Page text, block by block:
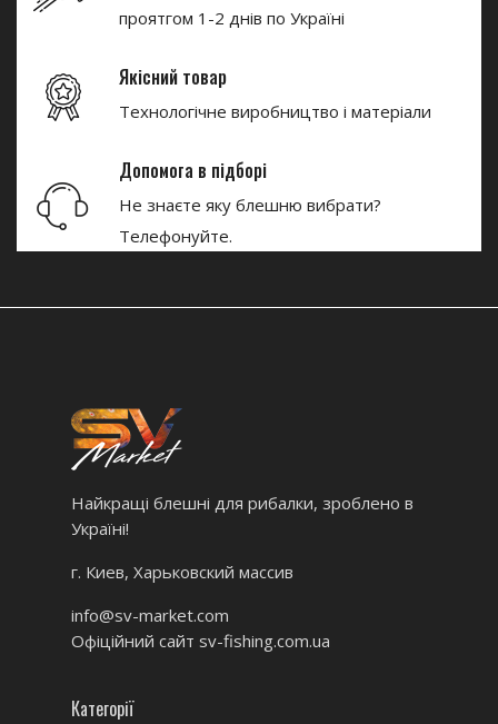
проятгом 1-2 днів по Україні
Якісний товар
Технологічне виробництво і матеріали
Допомога в підборі
Не знаєте яку блешню вибрати?
Телефонуйте.
Найкращі блешні для рибалки, зроблено в
Україні!
г. Киев, Харьковский массив
info@sv-market.com
Офіційний сайт sv-fishing.com.ua
Категорії